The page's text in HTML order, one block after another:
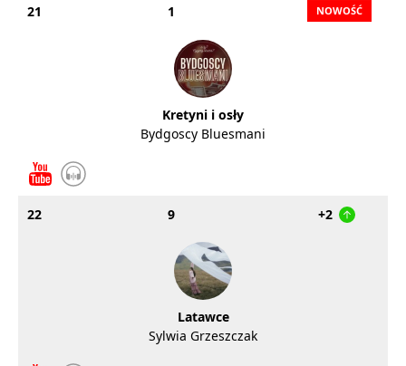
21 1
Kretyni i osły
Bydgoscy Bluesmani
22 9 +2
Latawce
Sylwia Grzeszczak